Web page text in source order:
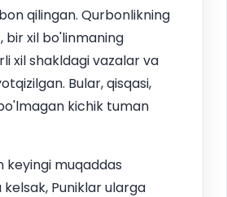
qilingan. Qurbonlikning
bir xil bo'linmaning
xil shakldagi vazalar va
Bular, qisqasi,
kichik tuman
keyingi muqaddas
Puniklar ularga